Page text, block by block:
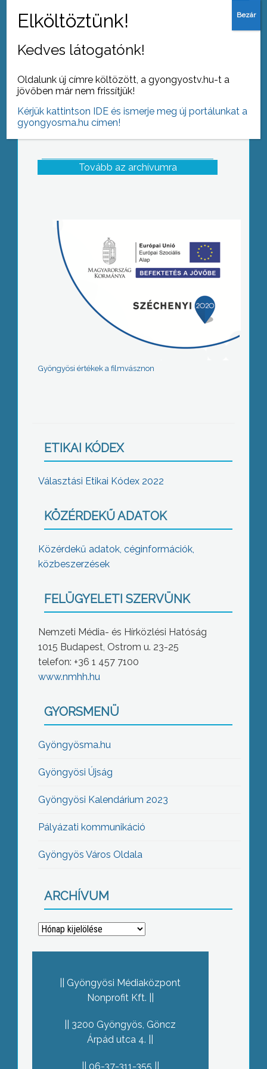
Tovább az archívumra
Gyöngyösi értékek a filmvásznon
ETIKAI KÓDEX
Választási Etikai Kódex 2022
KÖZÉRDEKŰ ADATOK
Közérdekű adatok, céginformációk,
közbeszerzések
FELÜGYELETI SZERVÜNK
Nemzeti Média- és Hírközlési Hatóság
1015 Budapest, Ostrom u. 23-25
telefon: +36 1 457 7100
www.nmhh.hu
GYORSMENÜ
Gyöngyösma.hu
Gyöngyösi Újság
Gyöngyösi Kalendárium 2023
Pályázati kommunikáció
Gyöngyös Város Oldala
ARCHÍVUM
Archívum
Gyöngyösi Médiaközpont
Nonprofit Kft.
3200 Gyöngyös, Göncz
Árpád utca 4.
06-37-311-355
Kedves látogatónk!
Oldalunk új címre költözött, a gyongyostv.hu-t a
jövőben már nem frissítjük!
Kérjük kattintson IDE és ismerje meg új portálunkat a
gyongyosma.hu címen!